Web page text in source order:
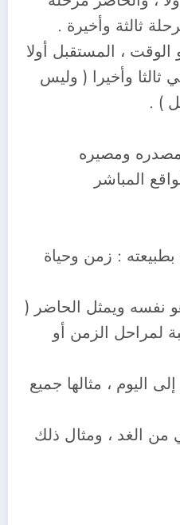
ثالثة وأخيرة .
، المستقبل أولا
ثالثا وأخيرا ( وليس
) .
مصدره ومصيره
المباشر
بطبيعته : زمن وحياة
هو نفسه ويمثل الحاضر (
لمراحل الزمن أو
اليوم ، مثالها جميع
من الغد ، ومثال ذلك